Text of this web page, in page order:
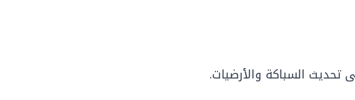
تحديث السباكة والأرضيات.